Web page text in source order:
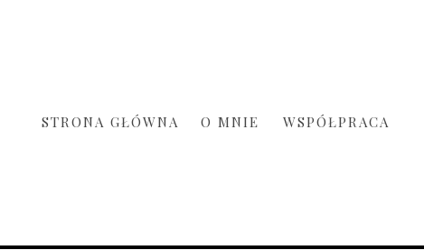
STRONA GŁÓWNA O MNIE WSPÓŁPRACA